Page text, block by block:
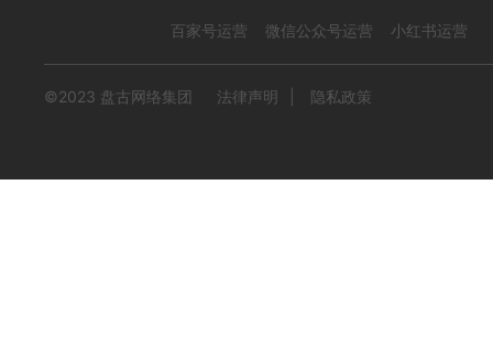
百家号运营 微信公众号运营 小红书运营
©2023 盘古网络集团 法律声明 隐私政策